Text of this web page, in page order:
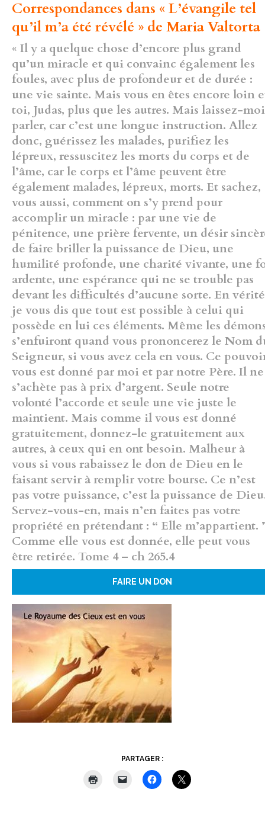
Correspondances dans « L’évangile tel
qu’il m’a été révélé » de Maria Valtorta
« Il y a quelque chose d’encore plus grand
qu’un miracle et qui convainc également les
foules, avec plus de profondeur et de durée :
une vie sainte. Mais vous en êtes encore loin
toi, Judas, plus que les autres. Mais laissez-moi
parler, car c’est une longue instruction. Allez
donc, guérissez les malades, purifiez les
lépreux, ressuscitez les morts du corps et de
l’âme, car le corps et l’âme peuvent être
également malades, lépreux, morts. Et sachez,
vous aussi, comment on s’y prend pour
accomplir un miracle : par une vie de
pénitence, une prière fervente, un désir
de faire briller la puissance de Dieu, une
humilité profonde, une charité vivante, une
ardente, une espérance qui ne se trouble pas
devant les difficultés d’aucune sorte. En
je vous dis que tout est possible à celui qui
possède en lui ces éléments. Même les
s’enfuiront quand vous prononcerez le Nom
Seigneur, si vous avez cela en vous. Ce
vous est donné par moi et par notre Père. Il ne
s’achète pas à prix d’argent. Seule notre
volonté l’accorde et seule une vie juste le
maintient. Mais comme il vous est donné
gratuitement, donnez-le gratuitement aux
autres, à ceux qui en ont besoin. Malheur à
vous si vous rabaissez le don de Dieu en le
faisant servir à remplir votre bourse. Ce n’est
pas votre puissance, c’est la puissance de
Servez-vous-en, mais n’en faites pas votre
propriété en prétendant : “ Elle m’appartient.
Comme elle vous est donnée, elle peut vous
être retirée. Tome 4 – ch 265.4
FAIRE UN DON
PARTAGER :